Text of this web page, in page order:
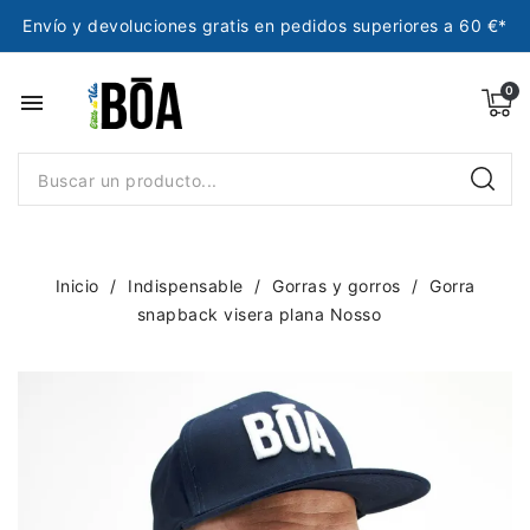
Envío y devoluciones gratis en pedidos superiores a 60 €*
menu
Inicio Indispensable Gorras y gorros
Gorra
snapback visera plana Nosso